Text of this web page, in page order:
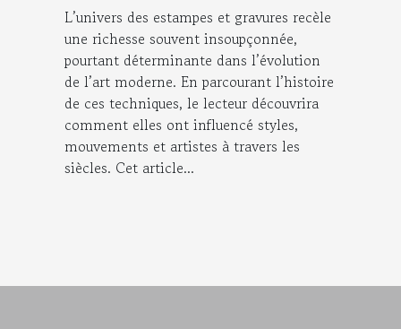
L’univers des estampes et gravures recèle
une richesse souvent insoupçonnée,
pourtant déterminante dans l’évolution
de l’art moderne. En parcourant l’histoire
de ces techniques, le lecteur découvrira
comment elles ont influencé styles,
mouvements et artistes à travers les
siècles. Cet article...